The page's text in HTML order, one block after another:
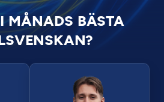
MÅNADS BÄSTA